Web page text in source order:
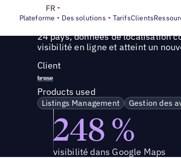
Plateforme Des solutions TarifsClients
FR
Success Story 24 pays, données de
24 pays, données de localisation
visibilité en ligne et atteint un
Client
Products used
Listings Management Gestion des
248 %
visibilité dans Google Maps